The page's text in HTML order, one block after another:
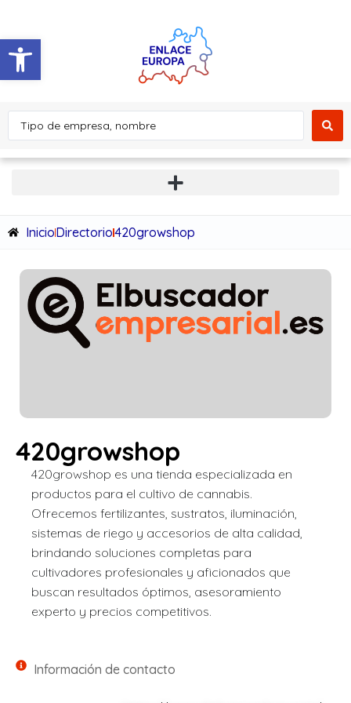
Abrir barra de herramientas
InicioDirectorio420growshop
420growshop
420growshop es una tienda especializada en
productos para el cultivo de cannabis.
Ofrecemos fertilizantes, sustratos, iluminación,
sistemas de riego y accesorios de alta calidad,
brindando soluciones completas para
cultivadores profesionales y aficionados que
buscan resultados óptimos, asesoramiento
experto y precios competitivos.
Información de contacto